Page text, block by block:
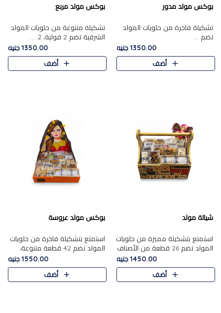
بوكس مولد مدور
تشكيلة فاخرة من حلويات المولد
تضم ....
1350.00 جنيه
أضف
بوكس مولد مربع
تشكيلة متنوعة من حلويات المولد
الشرقية تضم 2 فولية، 2.....
1350.00 جنيه
أضف
شيالة مولد
استمتع بتشكيلة مميزة من حلويات
المولد تضم 26 قطعة من الأصناف
الشرقية المتنوعة......1450.00 جنيه
أضف
بوكس مولد عروسة
استمتع بتشكيلة فاخرة من حلويات
المولد تضم 42 قطعة متنوعة،
1550.00 جنيه
أضف